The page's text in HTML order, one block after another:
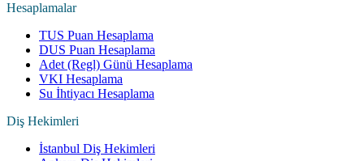
Hesaplamalar
TUS Puan Hesaplama
DUS Puan Hesaplama
Adet (Regl) Günü Hesaplama
VKI Hesaplama
Su İhtiyacı Hesaplama
Diş Hekimleri
İstanbul Diş Hekimleri